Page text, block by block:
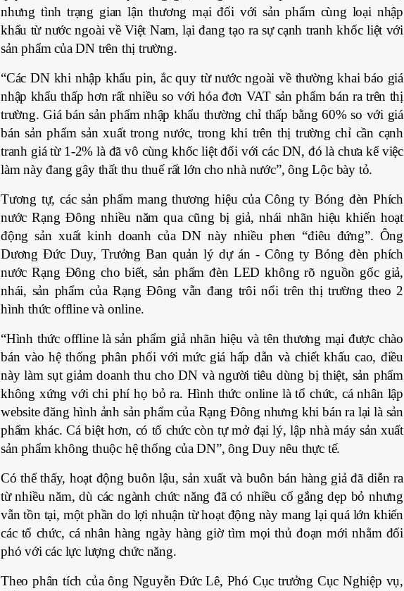
nhưng tình trạng gian lận thương mại đối với sản phẩm cùng loại nhập
khẩu từ nước ngoài về Việt Nam, lại đang tạo ra sự cạnh tranh khốc liệt với
sản phẩm của DN trên thị trường.
“Các DN khi nhập khẩu pin, ắc quy từ nước ngoài về thường khai báo giá
nhập khẩu thấp hơn rất nhiều so với hóa đơn VAT sản phẩm bán ra trên thị
trường. Giá bán sản phẩm nhập khẩu thường chỉ thấp bằng 60% so với giá
bán sản phẩm sản xuất trong nước, trong khi trên thị trường chỉ cần cạnh
tranh giá từ 1-2% là đã vô cùng khốc liệt đối với các DN, đó là chưa kể việc
làm này đang gây thất thu thuế rất lớn cho nhà nước”, ông Lộc bày tỏ.
Tương tự, các sản phẩm mang thương hiệu của Công ty Bóng đèn Phích
nước Rạng Đông nhiều năm qua cũng bị giả, nhái nhãn hiệu khiến hoạt
động sản xuất kinh doanh của DN này nhiều phen “điêu đứng”. Ông
Dương Đức Duy, Trưởng Ban quản lý dự án - Công ty Bóng đèn phích
nước Rạng Đông cho biết, sản phẩm đèn LED không rõ nguồn gốc giả,
nhái, sản phẩm của Rạng Đông vẫn đang trôi nổi trên thị trường theo 2
hình thức offline và online.
“Hình thức offline là sản phẩm giả nhãn hiệu và tên thương mại được chào
bán vào hệ thống phân phối với mức giá hấp dẫn và chiết khấu cao, điều
này làm sụt giảm doanh thu cho DN và người tiêu dùng bị thiệt, sản phẩm
không xứng với chi phí họ bỏ ra. Hình thức online là tổ chức, cá nhân lập
website đăng hình ảnh sản phẩm của Rạng Đông nhưng khi bán ra lại là sản
phẩm khác. Cá biệt hơn, có tổ chức còn tự mở đại lý, lập nhà máy sản xuất
sản phẩm không thuộc hệ thống của DN”, ông Duy nêu thực tế.
Có thể thấy, hoạt động buôn lậu, sản xuất và buôn bán hàng giả đã diễn ra
từ nhiều năm, dù các ngành chức năng đã có nhiều cố gắng dẹp bỏ nhưng
vẫn tồn tại, một phần do lợi nhuận từ hoạt động này mang lại quá lớn khiến
các tổ chức, cá nhân hàng ngày hàng giờ tìm mọi thủ đoạn mới nhằm đối
phó với các lực lượng chức năng.
Theo phân tích của ông Nguyễn Đức Lê, Phó Cục trưởng Cục Nghiệp vụ,